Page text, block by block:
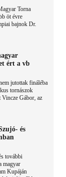
Torna
öt évre
bajnok Dr.
ért a vb
jutottak fináléba
tornászok
Gábor, az
és
további
magyar
Kupáján